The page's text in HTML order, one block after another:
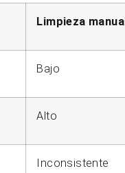
Limpieza manual
Bajo
Alto
Inconsistente